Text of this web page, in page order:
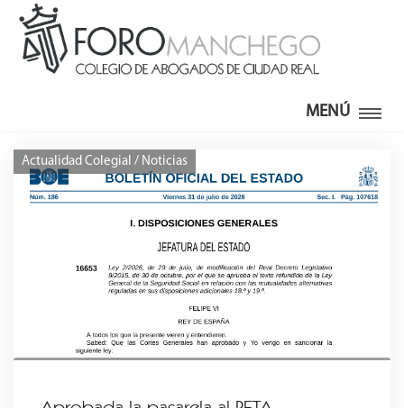
MENÚ
Actualidad Colegial / Noticias